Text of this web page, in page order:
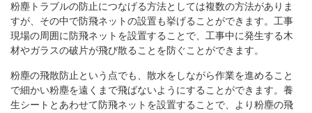
粉塵トラブルの防止につなげる方法としては複数の方法がありま
すが、その中で防飛ネットの設置も挙げることができます。工事
現場の周囲に防飛ネットを設置することで、工事中に発生する木
材やガラスの破片が飛び散ることを防ぐことができます。
粉塵の飛散防止という点でも、散水をしながら作業を進めること
で細かい粉塵を遠くまで飛ばないようにすることができます。養
生シートとあわせて防飛ネットを設置することで、より粉塵の飛